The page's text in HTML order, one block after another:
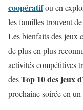
coopératifou en
les familles trouvent
Les bienfaits des jeux
de plus en plus
activités compétitives
desTop 10 des jeux
prochaine soirée en